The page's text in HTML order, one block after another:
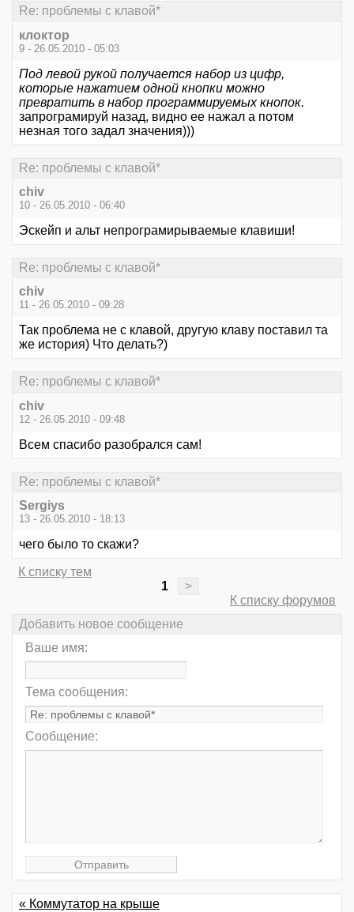
Re: проблемы с клавой*
клоктор
9 - 26.05.2010 - 05:03
Под левой рукой получается набор из цифр,
которые нажатием одной кнопки можно
превратить в набор программируемых кнопок.
запрограмируй назад, видно ее нажал а потом
незная того задал значения)))
Re: проблемы с клавой*
chiv
10 - 26.05.2010 - 06:40
Эскейп и альт непрограмирываемые клавиши!
Re: проблемы с клавой*
chiv
11 - 26.05.2010 - 09:28
Так проблема не с клавой, другую клаву поставил та
же история) Что делать?)
Re: проблемы с клавой*
chiv
12 - 26.05.2010 - 09:48
Всем спасибо разобрался сам!
Re: проблемы с клавой*
Sergiys
13 - 26.05.2010 - 18:13
чего было то скажи?
К списку тем
1
>
К списку форумов
Добавить новое сообщение
Ваше имя:
Тема сообщения:
Сообщение:
« Коммутатор на крыше